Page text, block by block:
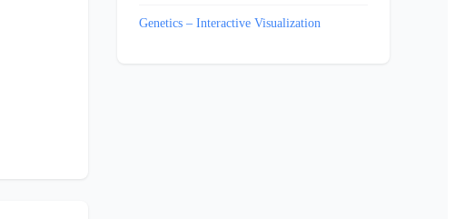
Genetics – Interactive Visualization